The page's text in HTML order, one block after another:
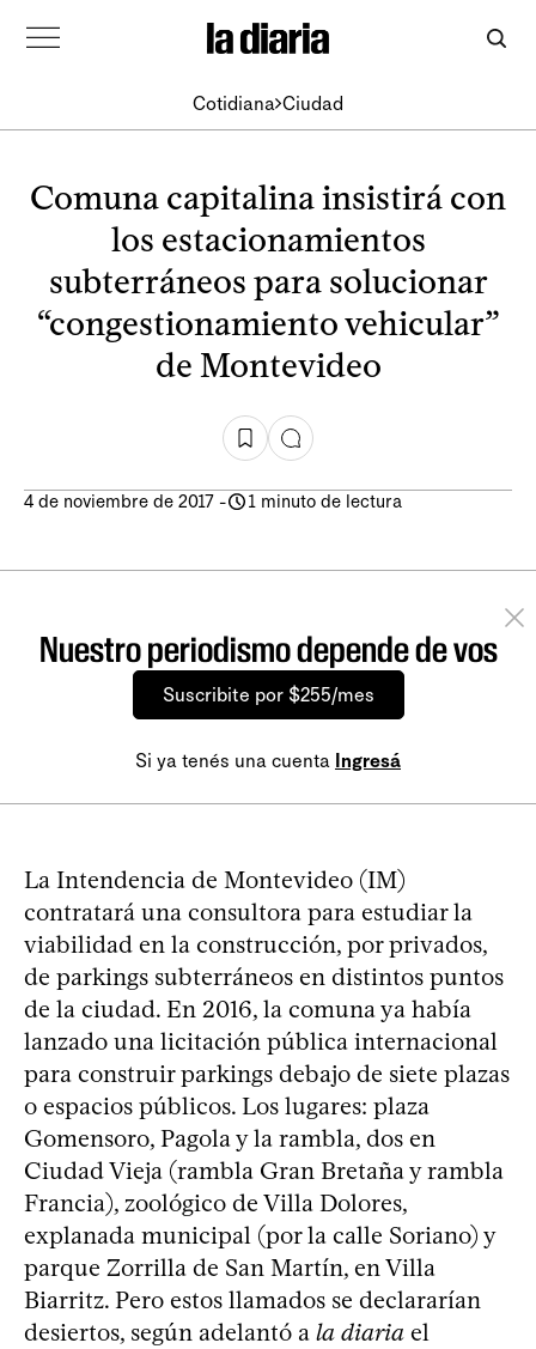
Cotidiana Ciudad
Comuna capitalina insistirá con
los estacionamientos
subterráneos para solucionar
“congestionamiento vehicular”
de Montevideo
4 de noviembre de 2017 - 1 minuto de lectura
Nuestro periodismo depende de vos
Suscribite por $255/mes
Si ya tenés una cuenta Ingresá
La Intendencia de Montevideo (IM)
contratará una consultora para estudiar la
viabilidad en la construcción, por privados,
de parkings subterráneos en distintos puntos
de la ciudad. En 2016, la comuna ya había
lanzado una licitación pública internacional
para construir parkings debajo de siete plazas
o espacios públicos. Los lugares: plaza
Gomensoro, Pagola y la rambla, dos en
Ciudad Vieja (rambla Gran Bretaña y rambla
Francia), zoológico de Villa Dolores,
explanada municipal (por la calle Soriano) y
parque Zorrilla de San Martín, en Villa
Biarritz. Pero estos llamados se declararían
desiertos, según adelantó a la diaria el